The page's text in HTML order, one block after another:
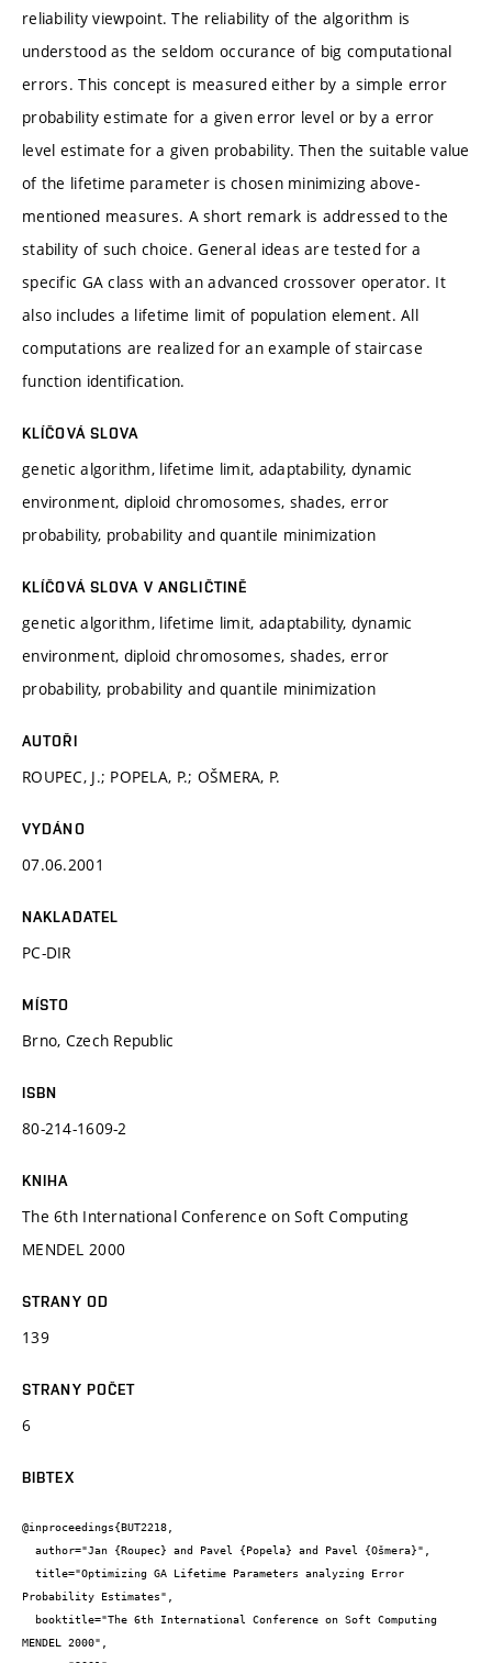
reliability viewpoint. The reliability of the algorithm is
understood as the seldom occurance of big computational
errors. This concept is measured either by a simple error
probability estimate for a given error level or by a error
level estimate for a given probability. Then the suitable value
of the lifetime parameter is chosen minimizing above-
mentioned measures. A short remark is addressed to the
stability of such choice. General ideas are tested for a
specific GA class with an advanced crossover operator. It
also includes a lifetime limit of population element. All
computations are realized for an example of staircase
function identification.
KLÍČOVÁ SLOVA
genetic algorithm, lifetime limit, adaptability, dynamic
environment, diploid chromosomes, shades, error
probability, probability and quantile minimization
KLÍČOVÁ SLOVA V ANGLIČTINĚ
genetic algorithm, lifetime limit, adaptability, dynamic
environment, diploid chromosomes, shades, error
probability, probability and quantile minimization
AUTOŘI
ROUPEC, J.; POPELA, P.; OŠMERA, P.
VYDÁNO
07.06.2001
NAKLADATEL
PC-DIR
MÍSTO
Brno, Czech Republic
ISBN
80-214-1609-2
KNIHA
The 6th International Conference on Soft Computing
MENDEL 2000
STRANY OD
139
STRANY POČET
6
BIBTEX
@inproceedings{BUT2218,
Probability Estimates",
MENDEL 2000",